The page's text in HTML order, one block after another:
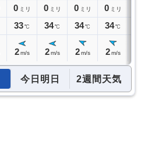
0 ミリ
33℃
2 m/s
0 ミリ
34℃
2 m/s
0 ミリ
34℃
2 m/s
0 ミリ
34℃
2 m/s
今日明日 2週間天気